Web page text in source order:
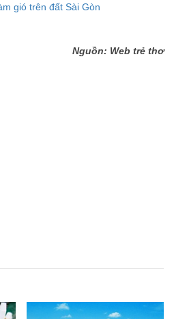
gió trên đất Sài Gòn
Nguồn: Web trẻ thơ